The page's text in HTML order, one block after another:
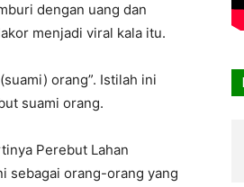
dengan uang dan
menjadi viral kala itu.
orang”. Istilah ini
suami orang.
Perebut Lahan
sebagai orang-orang yang